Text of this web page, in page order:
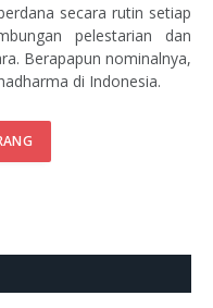
secara rutin setiap
pelestarian dan
Berapapun nominalnya,
di Indonesia.